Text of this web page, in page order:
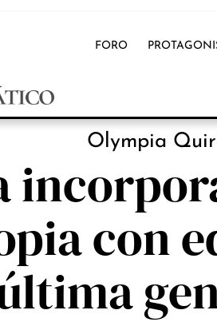
FORO
Olympia
con